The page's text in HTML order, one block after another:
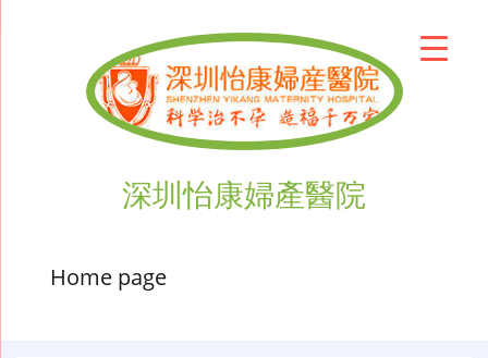
深圳怡康婦產醫院
Home page